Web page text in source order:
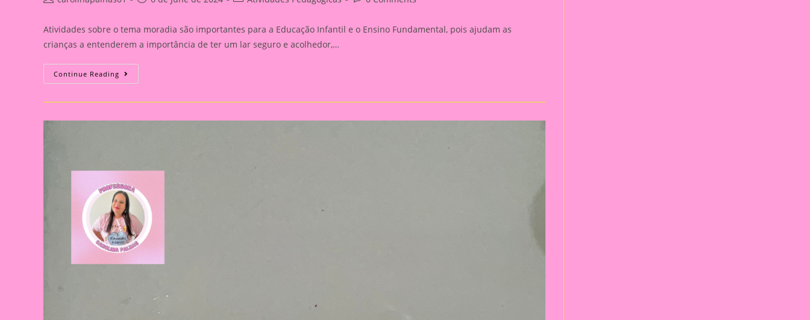
Atividades sobre o tema moradia são importantes para a Educação Infantil e o Ensino Fundamental, pois ajudam as
crianças a entenderem a importância de ter um lar seguro e acolhedor,…
Continue Reading Atividade
Com
Tema